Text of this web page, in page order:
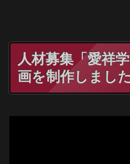
人材募集「愛祥
画を制作しました